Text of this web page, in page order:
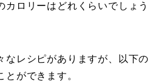
カロリーはどれくらいでしょう
なレシピがありますが、以下の
とができます。